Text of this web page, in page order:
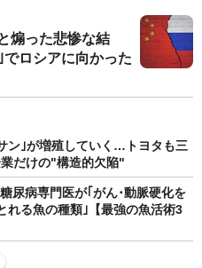
煽った悲惨な結
ロシアに向かった
ン｣が増殖していく…トヨタも三
だけの"構造的欠陥"
尿病専門医が｢がん･動脈硬化を
れる魚の種類｣【最強の魚活術3